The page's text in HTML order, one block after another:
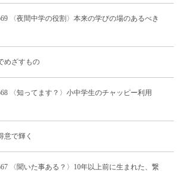
〈夜間中学の役割〉本来の学びの場のあるべき
めざすもの
〈知ってます？〉小中学生のチャッピー利用
意で輝く
〈聞いた事ある？〉10年以上前に生まれた、繋